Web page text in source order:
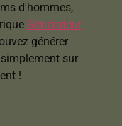
d'hommes,
Générateur
générer
sur
!